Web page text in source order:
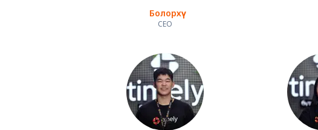
Болорхүү
CEO